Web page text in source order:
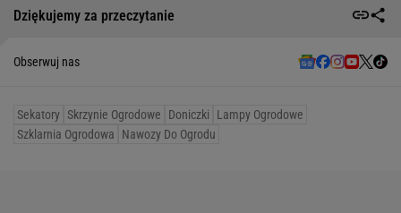
Dziękujemy za przeczytanie
Obserwuj nas
Sekatory Skrzynie Ogrodowe Doniczki
Lampy Ogrodowe
Szklarnia Ogrodowa
Nawozy Do Ogrodu